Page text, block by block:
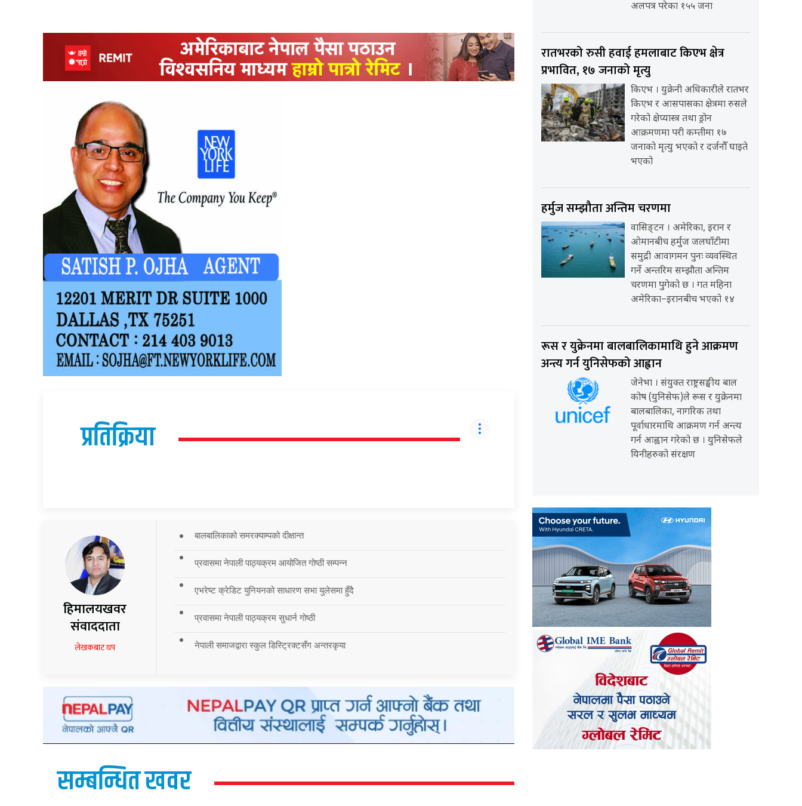
प्रतिक्रिया
हिमालयखवर
संवाददाता
लेखकबाट थप
बालबालिकाको समरक्याम्पको दीक्षान्त
प्रवासमा नेपाली पाठ्यक्रम आयोजित गोष्ठी सम्पन्न
एभरेष्ट क्रेडिट युनियनको साधारण सभा युलेसमा हुँदै
प्रवासमा नेपाली पाठ्यक्रम सुधार्न गोष्ठी
नेपाली समाजद्वारा स्कुल डिस्ट्रिक्टसँग अन्तरकृया
सम्बन्धित खवर
अलपत्र परेका १५५ जना
रातभरको रुसी हवाई हमलाबाट किएभ क्षेत्र
प्रभावित, १७ जनाको मृत्यु
किएभ । युक्रेनी अधिकारीले रातभर
किएभ र आसपासका क्षेत्रमा रुसले
गरेको क्षेप्यास्त्र तथा ड्रोन
आक्रमणमा परी कम्तीमा १७
जनाको मृत्यु भएको र दर्जनौँ घाइते
भएको
हर्मुज सम्झौता अन्तिम चरणमा
वासिङ्टन । अमेरिका, इरान र
ओमानबीच हर्मुज जलघाँटीमा
समुद्री आवागमन पुनः व्यवस्थित
गर्ने अन्तरिम सम्झौता अन्तिम
चरणमा पुगेको छ । गत महिना
अमेरिका–इरानबीच भएको १४
रूस र युक्रेनमा बालबालिकामाथि हुने आक्रमण
अन्त्य गर्न युनिसेफको आह्वान
जेनेभा । संयुक्त राष्ट्रसङ्घीय बाल
कोष (युनिसेफ)ले रूस र युक्रेनमा
बालबालिका, नागरिक तथा
पूर्वाधारमाथि आक्रमण गर्न अन्त्य
गर्न आह्वान गरेको छ । युनिसेफले
यिनीहरुको संरक्षण